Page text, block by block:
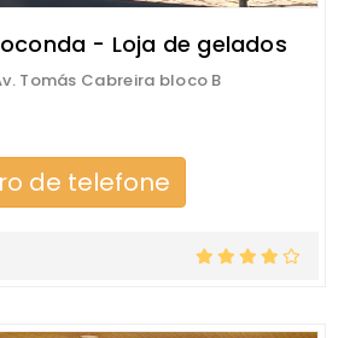
- Loja de gelados
Tomás Cabreira bloco B
de telefone